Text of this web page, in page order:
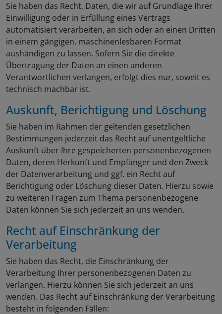
Sie haben das Recht, Daten, die wir auf Grundlage Ihrer
Einwilligung oder in Erfüllung eines Vertrags
automatisiert verarbeiten, an sich oder an einen Dritten
in einem gängigen, maschinenlesbaren Format
aushändigen zu lassen. Sofern Sie die direkte
Übertragung der Daten an einen anderen
Verantwortlichen verlangen, erfolgt dies nur, soweit es
technisch machbar ist.
Auskunft, Berichtigung und Löschung
Sie haben im Rahmen der geltenden gesetzlichen
Bestimmungen jederzeit das Recht auf unentgeltliche
Auskunft über Ihre gespeicherten personenbezogenen
Daten, deren Herkunft und Empfänger und den Zweck
der Datenverarbeitung und ggf. ein Recht auf
Berichtigung oder Löschung dieser Daten. Hierzu sowie
zu weiteren Fragen zum Thema personenbezogene
Daten können Sie sich jederzeit an uns wenden.
Recht auf Einschränkung der
Verarbeitung
Sie haben das Recht, die Einschränkung der
Verarbeitung Ihrer personenbezogenen Daten zu
verlangen. Hierzu können Sie sich jederzeit an uns
wenden. Das Recht auf Einschränkung der Verarbeitung
besteht in folgenden Fällen: